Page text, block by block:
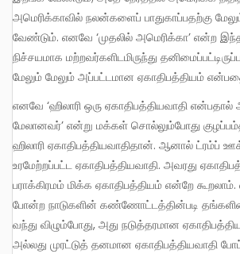
அமெரிக்காவில் நலன்களைப் பாதுகாப்பதற்கு
வேண்டும். எனவே ‘முதலில் அமெரிக்கா’ என்ற
நிச்சயமாக மற்றவர்களிடமிருந்து
மேலும் மேலும் அப்பட்டமான ஏகாதிபத்தியம்
எனவே ‘ஹிலாரி ஒரு ஏகாதிபத்தியவாதி என்பதால் அவரை விட ட்ரம்ப்
மேலானவர்’ என்று மக்கள் சொல்லும்போது
ஹிலாரி ஏகாதிபத்தியவாதிதான். ஆனால் ட்ரம்ப்
உரமேற்றப்பட்ட ஏகாதிபத்தியவாதி. அவரது
பராக்கிரமம் மிக்க ஏகாதிபத்தியம் என்றே கூறலாம்.
போன்ற நாடுகளின் கண்ணோட்டத்தின்படி
வந்து விழும்போது, அது நடுத்தரமான
அல்லது முரட்டுத் தனமான ஏகாதிபத்தியவாதி